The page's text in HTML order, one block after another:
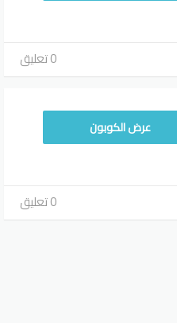
0 تعليق
HILAL80عرض الكوبون
0 تعليق